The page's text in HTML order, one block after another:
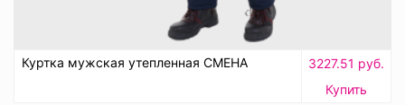
Куртка мужская утепленная СМЕНА
3227.51 руб.
Купить